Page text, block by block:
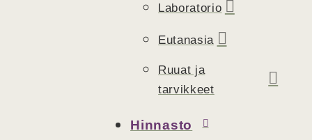
Laboratorio
Eutanasia
Ruuat ja
tarvikkeet
Hinnasto